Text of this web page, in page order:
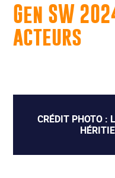
Gen SW
acteurs
CRÉDIT PHOTO :